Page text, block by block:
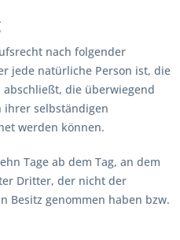
nach folgender
jede natürliche Person ist, die
abschließt, die überwiegend
ihrer selbständigen
werden können.
Tage ab dem Tag, an dem
Dritter, der nicht der
Besitz genommen haben bzw.